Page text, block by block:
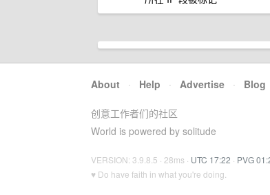
About · Help · Advertise · Blog
创意工作者们的社区
World is powered by solitude
VERSION: 3.9.8.5 · 28ms · UTC 17:22 · PVG
♥ Do have faith in what you're doing.